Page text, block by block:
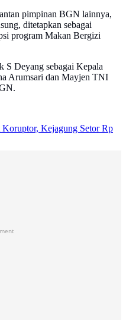
pimpinan BGN lainnya,
ditetapkan sebagai
program Makan Bergizi
S Deyang sebagai Kepala
Arumsari dan Mayjen TNI
Kejagung Setor Rp